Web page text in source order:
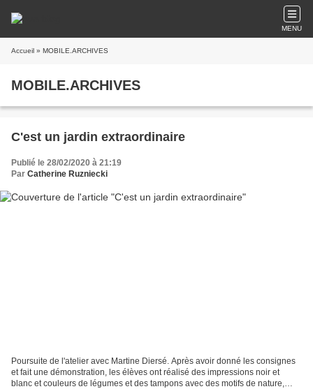
MENU
Accueil » MOBILE.ARCHIVES
MOBILE.ARCHIVES
C'est un jardin extraordinaire
Publié le 28/02/2020 à 21:19
Par Catherine Ruzniecki
Poursuite de l'atelier avec Martine Diersé. Après avoir donné les consignes
et fait une démonstration, les élèves ont réalisé des impressions noir et
blanc et couleurs de légumes et des tampons avec des motifs de nature,